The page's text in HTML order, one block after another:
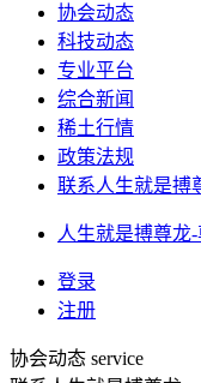
协会动态
科技动态
专业平台
综合新闻
稀土行情
政策法规
联系人生就是搏
人生就是搏尊龙
登录
注册
协会动态 service